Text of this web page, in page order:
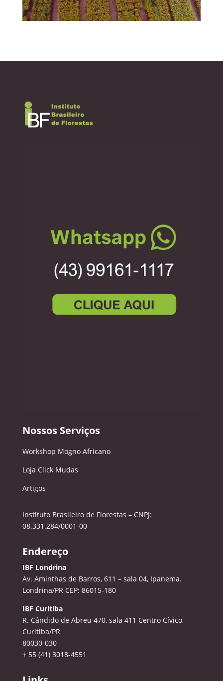
Nossos Serviços
Workshop Mogno Africano
Loja Click Mudas
Artigos
Instituto Brasileiro de Florestas – CNPJ:
08.331.284/0001-00
Endereço
IBF Londrina
Av. Aminthas de Barros, 611 – sala 04, Ipanema.
Londrina/PR CEP: 86015-180
IBF Curitiba
R. Cândido de Abreu 470, sala 411 Centro Cívico,
Curitiba/PR
80030-030
+ 55 (41) 3018-4551